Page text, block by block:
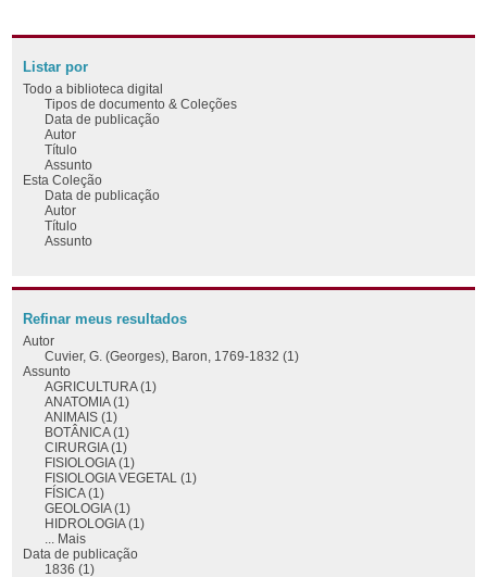
Listar por
Todo a biblioteca digital
Tipos de documento & Coleções
Data de publicação
Autor
Título
Assunto
Esta Coleção
Data de publicação
Autor
Título
Assunto
Refinar meus resultados
Autor
Cuvier, G. (Georges), Baron, 1769-1832 (1)
Assunto
AGRICULTURA (1)
ANATOMIA (1)
ANIMAIS (1)
BOTÂNICA (1)
CIRURGIA (1)
FISIOLOGIA (1)
FISIOLOGIA VEGETAL (1)
FÍSICA (1)
GEOLOGIA (1)
HIDROLOGIA (1)
... Mais
Data de publicação
1836 (1)